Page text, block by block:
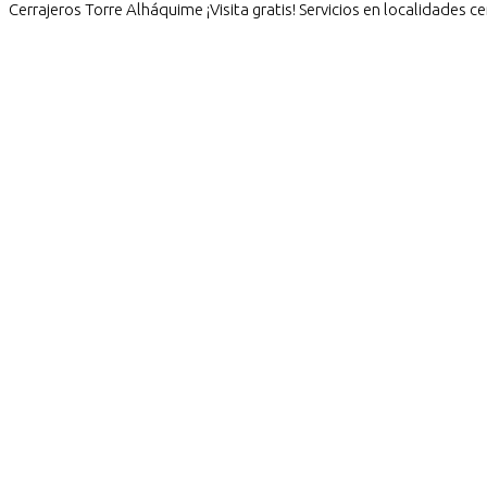
Cerrajeros Torre Alháquime ¡Visita gratis! Servicios en localidades